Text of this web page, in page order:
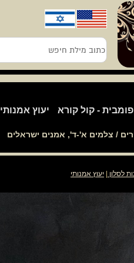
/ צלמים א'-ד', אמנים ישראלים
- קול קורא יעוץ אמנותי
כתוב
מילת
חיפש
לסלון יעוץ אמנותי